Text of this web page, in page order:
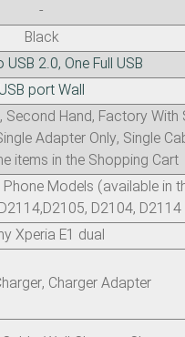
-
Black
USB 2.0, One Full USB
port Wall
Second Hand, Factory
Adapter Only, Single
items in the Shopping Cart
Models (available in
D2104, D2114
Xperia E1 dual
Charger Adapter